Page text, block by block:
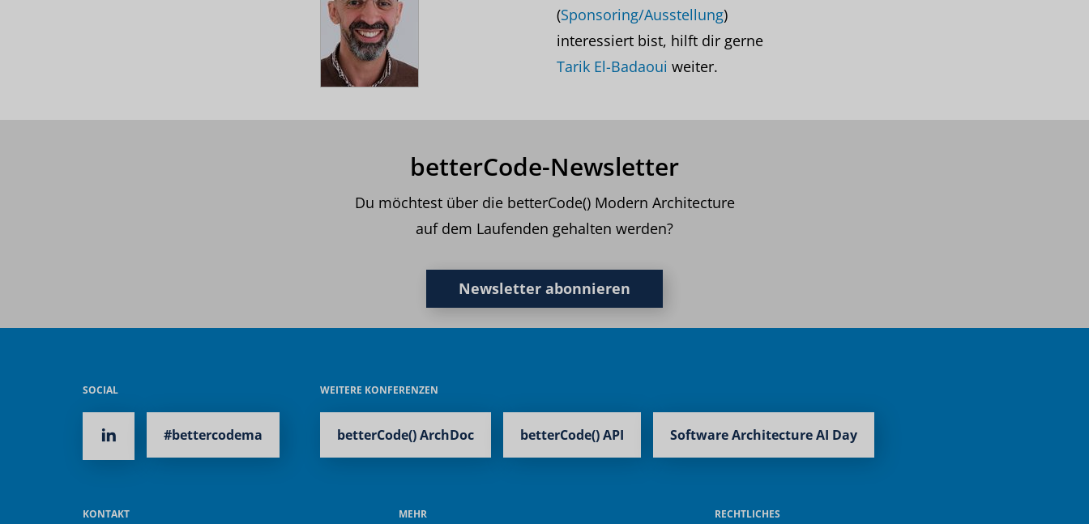
(Sponsoring/Ausstellung)
interessiert bist, hilft dir gerne
Tarik El-Badaoui weiter.
betterCode-Newsletter
Du möchtest über die betterCode() Modern Architecture
auf dem Laufenden gehalten werden?
Newsletter abonnieren
SOCIAL
#bettercodema
WEITERE KONFERENZEN
betterCode() ArchDoc betterCode() API Software Architecture AI Day
KONTAKT MEHR RECHTLICHES